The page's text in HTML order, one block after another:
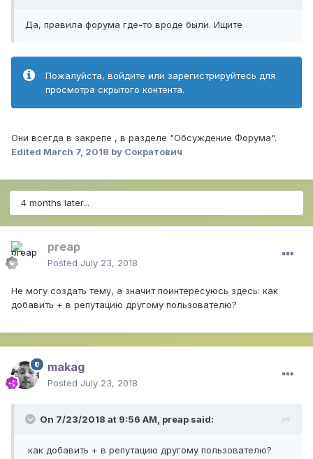
Да, правила форума где-то вроде были. Ищите
Пожалуйста, войдите или зарегистрируйтесь для
просмотра скрытого контента.
Они всегда в закрепе , в разделе "Обсуждение Форума".
Edited March 7, 2018 by Сократович
4 months later...
preap
Posted July 23, 2018
Не могу создать тему, а значит поинтересуюсь здесь: как
добавить + в репутацию другому пользователю?
makag
Posted July 23, 2018
On 7/23/2018 at 9:56 AM, preap said:
как добавить + в репутацию другому пользователю?